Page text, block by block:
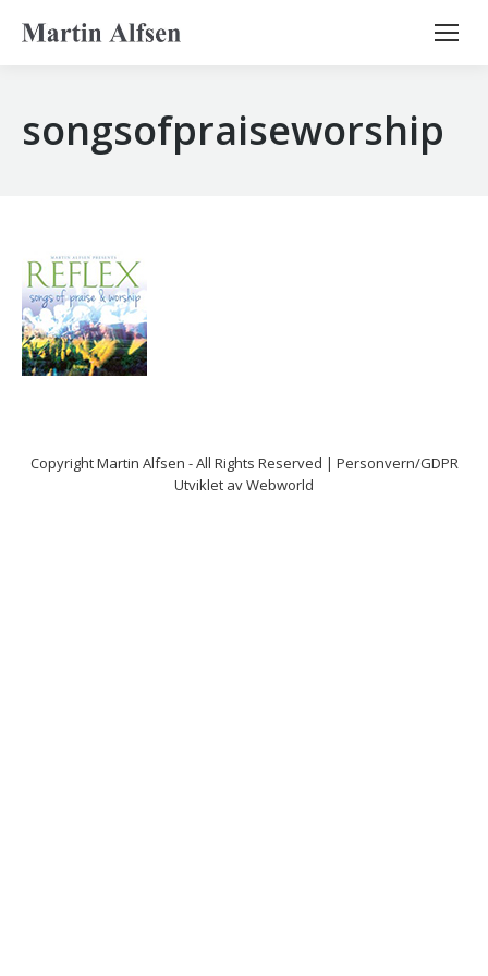
Search:
songsofpraiseworship
CopyrightMartin Alfsen - All Rights Reserved | Personvern/GDPR
Utviklet avWebworld